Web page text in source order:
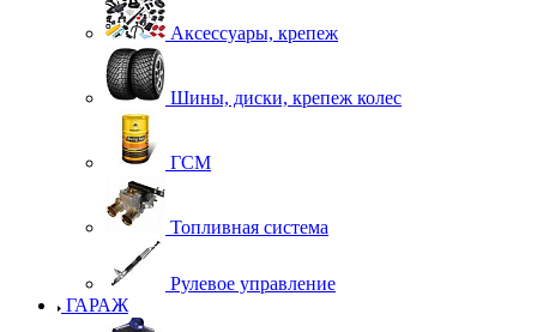
Аксессуары, крепеж
Шины, диски, крепеж колес
ГСМ
Топливная система
Рулевое управление
ГАРАЖ